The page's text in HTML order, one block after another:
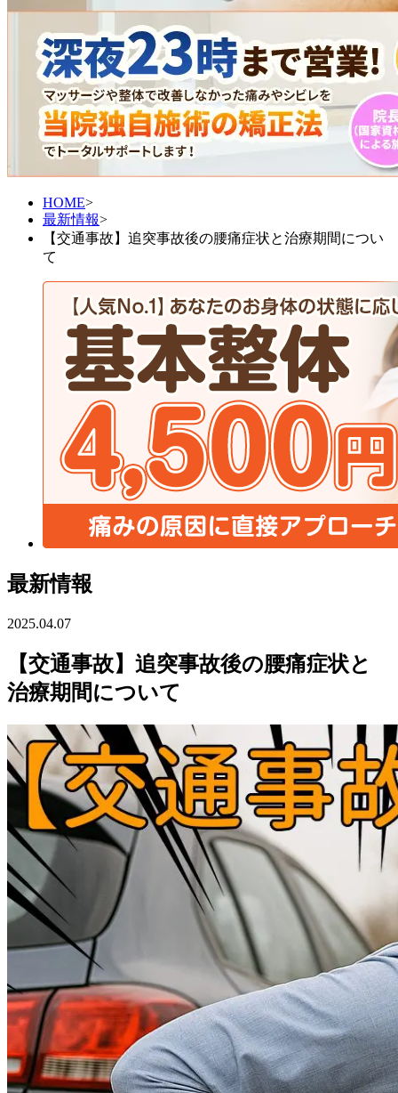
自動車事故
人身事故
当院の顧問医師
症状別メニュー【腰・背中・膝】
坐骨神経痛
ギックリ腰
膝の痛み
腰椎分離症
腰椎すべり症
脊柱管狭窄症
ゆがみによる腰痛
ヘルニア
猫背
産後による腰痛
背中の痛み
症状別メニュー【肩・首】
HOME>
最新情報>
【交通事故】追突事故後の腰痛症状と治療期間につい
て
最新情報
2025.04.07
【交通事故】追突事故後の腰痛症状と
治療期間について